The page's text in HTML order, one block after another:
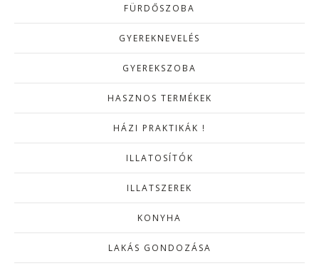
FÜRDŐSZOBA
GYEREKNEVELÉS
GYEREKSZOBA
HASZNOS TERMÉKEK
HÁZI PRAKTIKÁK !
ILLATOSÍTÓK
ILLATSZEREK
KONYHA
LAKÁS GONDOZÁSA